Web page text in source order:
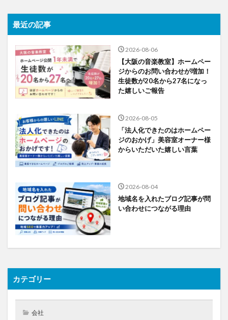
最近の記事
2026-08-06
【大阪の音楽教室】ホームペー
ジからのお問い合わせが増加！
生徒数が20名から27名になっ
た嬉しいご報告
2026-08-05
「法人化できたのはホームペー
ジのおかげ」美容室オーナー様
からいただいた嬉しい言葉
2026-08-04
地域名を入れたブログ記事が問
い合わせにつながる理由
カテゴリー
会社